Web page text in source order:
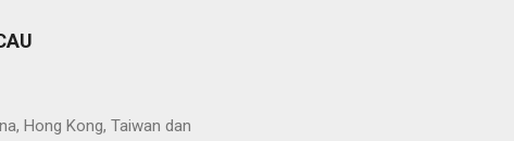
Hong Kong, Taiwan dan